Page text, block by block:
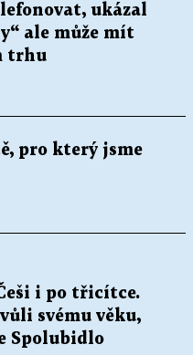
ukázal
ale může mít
trhu
pro který jsme
i po třicítce.
svému věku,
Spolubidlo